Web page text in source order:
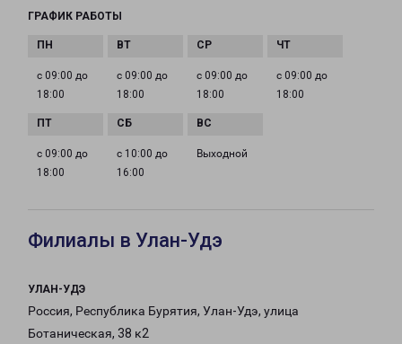
ГРАФИК РАБОТЫ
с 09:00 до
18:00
с 09:00 до
18:00
с 09:00 до
18:00
с 09:00 до
18:00
с 09:00 до
18:00
с 10:00 до
16:00
Выходной
Филиалы в Улан-Удэ
УЛАН-УДЭ
Россия, Республика Бурятия, Улан-Удэ, улица
Ботаническая, 38 к2